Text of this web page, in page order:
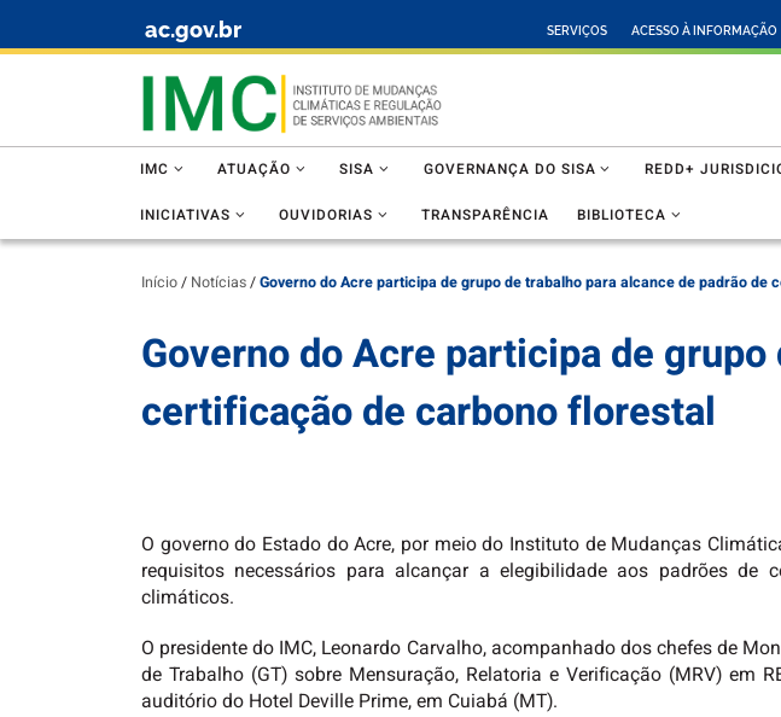
ac.gov.br SERVIÇOS ACESSO À INFORMAÇÃO
IMC ATUAÇÃO SISA GOVERNANÇA DO SISA REDD+
INICIATIVAS OUVIDORIAS TRANSPARÊNCIA BIBLIOTECA
Início/ Notícias/Governo do Acre participa de grupo de trabalho para alcance de padrão de
Governo do Acre participa de
certificação de carbono florestal
O governo do Estado do Acre, por meio do Instituto de Mudanças
requisitos necessários para alcançar a elegibilidade aos padrões
climáticos.
O presidente do IMC, Leonardo Carvalho, acompanhado dos chefes de
de Trabalho (GT) sobre Mensuração, Relatoria e Verificação (MRV) em
auditório do Hotel Deville Prime, em Cuiabá (MT).